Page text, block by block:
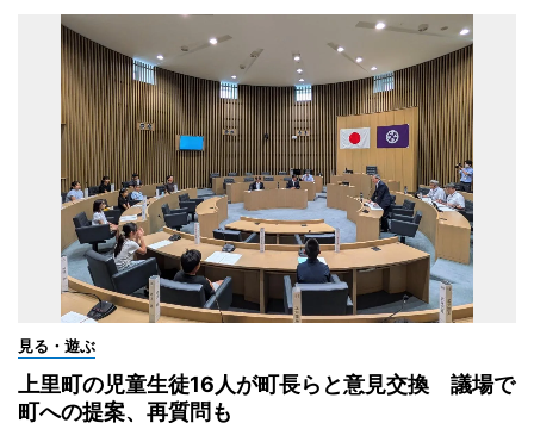
見る・遊ぶ
上里町の児童生徒16人が町長らと意見交換 議場で
町への提案、再質問も